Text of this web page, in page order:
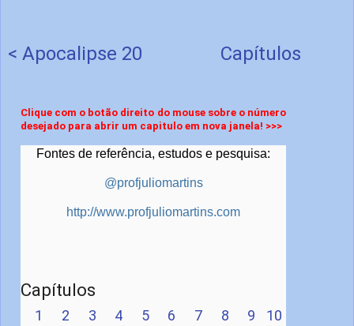
< Apocalipse 20 Capítulos
Clique com o botão direito do mouse sobre o número
desejado para abrir um capitulo em nova janela! >>>
Fontes de referência, estudos e pesquisa:
@profjuliomartins
http://www.profjuliomartins.com
Capítulos
1 2 3 4 5 6 7 8 9
10